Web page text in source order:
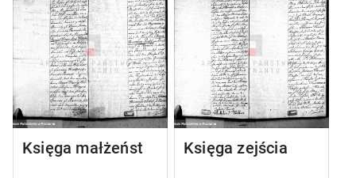
Księga małżeństw Księga zejścia